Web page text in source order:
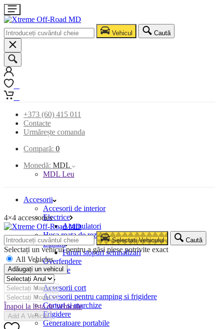
Vehicul Caută
+373 (60) 415 011
Contacte
Urmărește comanda
Compară: 0
Monedă: MDL
MDL Leu
Accesorii
Accesorii de interior
Electrice
Acumulatori
Husa roata de rezerva
Lumini
Faruri stopuri semnalizari
Overfendere
Snorkele
Camping
Accesorii cort
Accesorii pentru camping si frigidere
Corturi si marchize
Frigidere
Generatoare portabile
4×4 accessories
Selectați Vehiculul Caută
Selectați un vehicul pentru a găsi piese potrivite exact
All Vehicles
Adăugați un vehicul
Înapoi la lista de vehicule
Add A Vehicle